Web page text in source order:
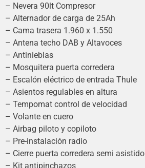
– Nevera 90lt Compresor
– Alternador de carga de 25Ah
– Cama trasera 1.960 x 1.550
– Antena techo DAB y Altavoces
– Antinieblas
– Mosquitera puerta corredera
– Escalón eléctrico de entrada Thule
– Asientos regulables en altura
– Tempomat control de velocidad
– Volante en cuero
– Airbag piloto y copiloto
– Pre-instalación radio
– Cierre puerta corredera semi asistido
– Kit antipinchazos